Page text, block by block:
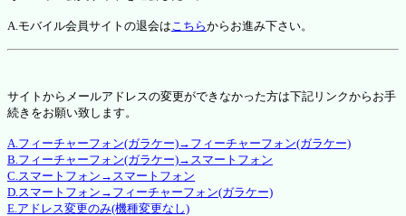
A.モバイル会員サイトの退会はこちらからお進み下さい。
サイトからメールアドレスの変更ができなかった方は下記リンクからお手
続きをお願い致します。
A.フィーチャーフォン(ガラケー)→フィーチャーフォン(ガラケー)
B.フィーチャーフォン(ガラケー)→スマートフォン
C.スマートフォン→スマートフォン
D.スマートフォン→フィーチャーフォン(ガラケー)
E.アドレス変更のみ(機種変更なし)